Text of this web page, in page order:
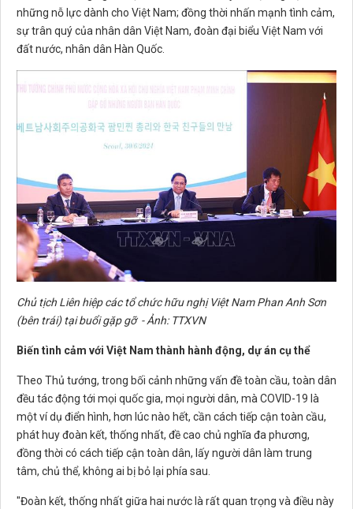
những nỗ lực dành cho Việt Nam; đồng thời nhấn mạnh tình cảm,
sự trân quý của nhân dân Việt Nam, đoàn đại biểu Việt Nam với
đất nước, nhân dân Hàn Quốc.
Chủ tịch Liên hiệp các tổ chức hữu nghị Việt Nam Phan Anh Sơn
(bên trái) tại buổi gặp gỡ - Ảnh: TTXVN
Biến tình cảm với Việt Nam thành hành động, dự án cụ thể
Theo Thủ tướng, trong bối cảnh những vấn đề toàn cầu, toàn dân
đều tác động tới mọi quốc gia, mọi người dân, mà COVID-19 là
một ví dụ điển hình, hơn lúc nào hết, cần cách tiếp cận toàn cầu,
phát huy đoàn kết, thống nhất, đề cao chủ nghĩa đa phương,
đồng thời có cách tiếp cận toàn dân, lấy người dân làm trung
tâm, chủ thể, không ai bị bỏ lại phía sau.
"Đoàn kết, thống nhất giữa hai nước là rất quan trọng và điều này